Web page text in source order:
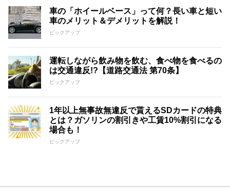
車の「ホイールベース」って何？長い車と短い
車のメリット＆デメリットを解説！
ピックアップ
運転しながら飲み物を飲む、食べ物を食べるの
は交通違反!?【道路交通法 第70条】
ピックアップ
1年以上無事故無違反で貰えるSDカードの特典
とは？ガソリンの割引きや工賃10%割引になる
場合も！
ピックアップ